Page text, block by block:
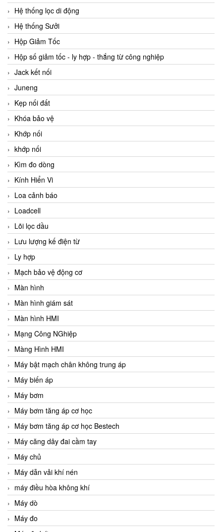
Hệ thống lọc di động
Hệ thống Sưởi
Hộp Giảm Tốc
Hộp số giảm tốc - ly hợp - thắng từ công nghiệp
Jack kết nối
Juneng
Kẹp nối đất
Khóa bảo vệ
Khớp nối
khớp nối
Kìm đo dòng
Kính Hiển Vi
Loa cảnh báo
Loadcell
Lõi lọc dầu
Lưu lượng kế điện từ
Ly hợp
Mạch bảo vệ động cơ
Màn hình
Màn hình giám sát
Màn hình HMI
Mạng Công NGhiệp
Màng Hình HMI
Máy bật mạch chân không trung áp
Máy biến áp
Máy bơm
Máy bơm tăng áp cơ học
Máy bơm tăng áp cơ học Bestech
Máy căng dây đai cầm tay
Máy chủ
Máy dẫn vải khí nén
máy điều hòa không khí
Máy dò
Máy đo